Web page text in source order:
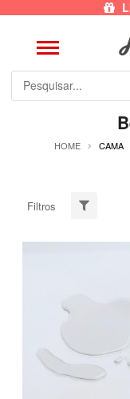
HOME CAMA
Filtros